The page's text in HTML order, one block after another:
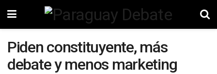
Piden constituyente, más
debate y menos marketing